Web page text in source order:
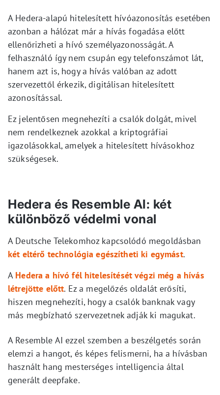
A Hedera-alapú hitelesített hívóazonosítás esetében
azonban a hálózat már a hívás fogadása előtt
ellenőrizheti a hívó személyazonosságát. A
felhasználó így nem csupán egy telefonszámot lát,
hanem azt is, hogy a hívás valóban az adott
szervezettől érkezik, digitálisan hitelesített
azonosítással.
Ez jelentősen megnehezíti a csalók dolgát, mivel
nem rendelkeznek azokkal a kriptográfiai
igazolásokkal, amelyek a hitelesített hívásokhoz
szükségesek.
Hedera és Resemble AI: két
különböző védelmi vonal
A Deutsche Telekomhoz kapcsolódó megoldásban
két eltérő technológia egészítheti ki egymást.
A Hedera a hívó fél hitelesítését végzi még a hívás
létrejötte előtt. Ez a megelőzés oldalát erősíti,
hiszen megnehezíti, hogy a csalók banknak vagy
más megbízható szervezetnek adják ki magukat.
A Resemble AI ezzel szemben a beszélgetés során
elemzi a hangot, és képes felismerni, ha a hívásban
használt hang mesterséges intelligencia által
generált deepfake.